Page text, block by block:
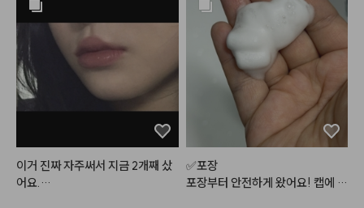
게 반짝거리구요.✨️ 음영컬러도 진
짜 딱 그림자컬러에요. 쿨핑크 베이
스컬러도 예쁘고, 저 하얀게 크림컨
실러 였더라구요~ 제형도 딱 적당
하고 발색력도 좋고 주름에 끼이지
도 않아요. 팔레트가 예상했던대로
엄청난 초미니 사이즈이긴 한데,
다 쓰면 재구매의사 매우 있습니
다❣️❣️
#어네이즈 #레삐 #결에센스
#
매직기#테슬컷 #진주쌤
이거 진짜 자주써서 지금 2개째 샀
어요.
✅포장
포장부터 안전하게 왔어요! 캡에 쌓